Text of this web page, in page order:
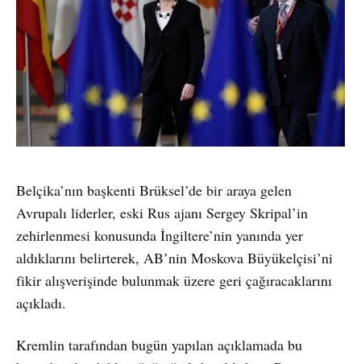
Belçika’nın başkenti Brüksel’de bir araya gelen
Avrupalı liderler, eski Rus ajanı Sergey Skripal’in
zehirlenmesi konusunda İngiltere’nin yanında yer
aldıklarını belirterek, AB’nin Moskova Büyükelçisi’ni
fikir alışverişinde bulunmak üzere geri çağıracaklarını
açıkladı.
Kremlin tarafından bugün yapılan açıklamada bu